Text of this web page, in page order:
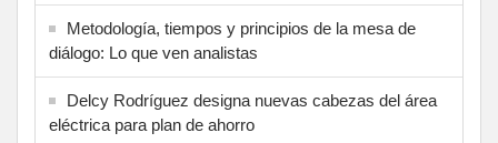
Metodología, tiempos y principios de la mesa de
diálogo: Lo que ven analistas
Delcy Rodríguez designa nuevas cabezas del área
eléctrica para plan de ahorro